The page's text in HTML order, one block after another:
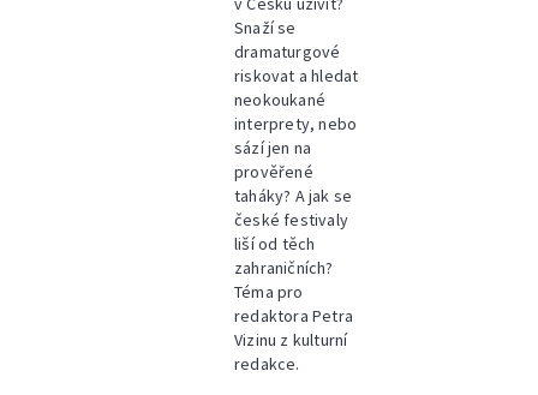
Snaží se
dramaturgové
riskovat a hledat
neokoukané
interprety, nebo
sází jen na
prověřené
taháky? A jak se
české festivaly
liší od těch
zahraničních?
Téma pro
redaktora Petra
Vizinu z kulturní
redakce.